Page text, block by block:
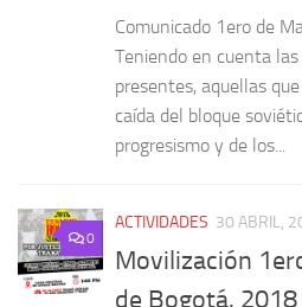
Comunicado 1ero de
Teniendo en cuenta
presentes, aquellas
caída del bloque
progresismo y de los...
0
ACTIVIDADES 30 ABRIL,
Movilización
de Bogotá. 2018